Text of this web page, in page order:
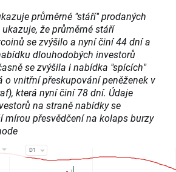
průměrné "stáří" prodaných
že průměrné stáří
se zvýšilo a nyní činí 44 dní a
dlouhodobých investorů
se zvýšila i nabídka "spících"
o vnitřní přeskupování peněženek v
která nyní činí 78 dní. Údaje
na straně nabídky se
mírou přesvědčení na kolaps burzy